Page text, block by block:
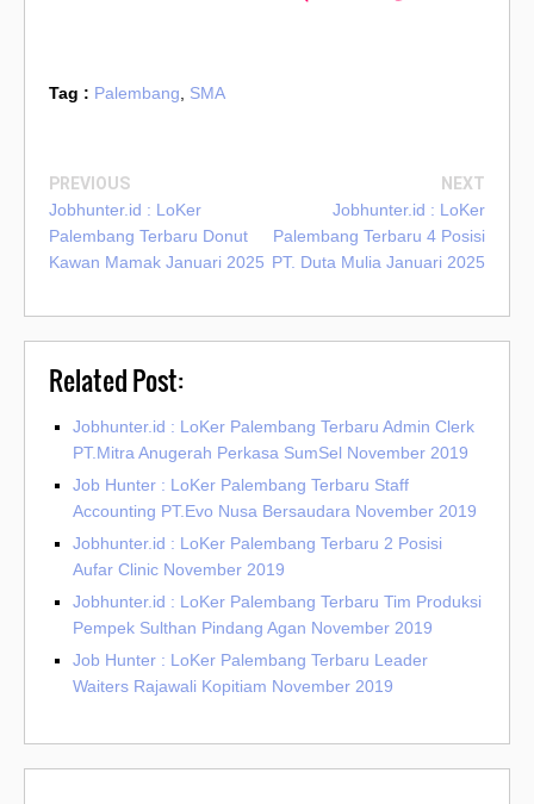
Tag : Palembang SMA
PREVIOUS
Jobhunter.id : LoKer
Palembang Terbaru Donut
Kawan Mamak Januari 2025
NEXT
Jobhunter.id : LoKer
Palembang Terbaru 4 Posisi
PT. Duta Mulia Januari 2025
Related Post:
Jobhunter.id : LoKer Palembang Terbaru Admin Clerk
PT.Mitra Anugerah Perkasa SumSel November 2019
Job Hunter : LoKer Palembang Terbaru Staff
Accounting PT.Evo Nusa Bersaudara November 2019
Jobhunter.id : LoKer Palembang Terbaru 2 Posisi
Aufar Clinic November 2019
Jobhunter.id : LoKer Palembang Terbaru Tim Produksi
Pempek Sulthan Pindang Agan November 2019
Job Hunter : LoKer Palembang Terbaru Leader
Waiters Rajawali Kopitiam November 2019